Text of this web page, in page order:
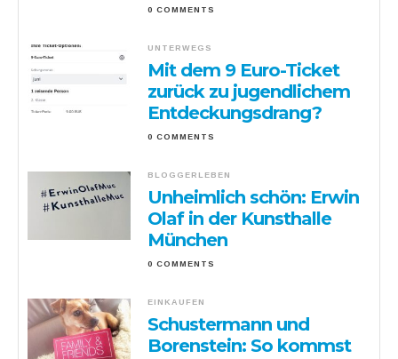
0 COMMENTS
UNTERWEGS
Mit dem 9 Euro-Ticket
zurück zu jugendlichem
Entdeckungsdrang?
0 COMMENTS
BLOGGERLEBEN
Unheimlich schön: Erwin
Olaf in der Kunsthalle
München
0 COMMENTS
EINKAUFEN
Schustermann und
Borenstein: So kommst